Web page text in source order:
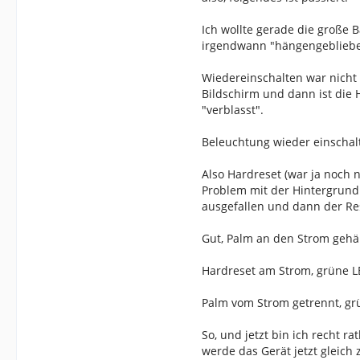
Ich wollte gerade die große
irgendwann
Wiedereinschalten war nicht
Bildschirm und dann ist die
"verblasst".
Beleuchtung wieder
Also Hardreset (war ja noch
Problem mit der
ausgefallen und dann der
Gut, Palm an den Strom
Hardreset am Strom, grüne
Palm vom Strom getrennt,
So, und jetzt bin ich recht
werde das Gerät jetzt